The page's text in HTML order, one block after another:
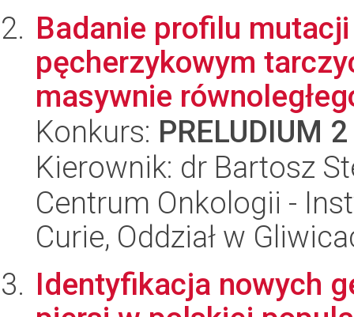
Badanie profilu
pęcherzykowym
masywnie
Konkurs: PRELUDIUM 2
Kierownik: dr Bartosz
Centrum Onkologii -
Curie, Oddział w
Identyfikacja nowych